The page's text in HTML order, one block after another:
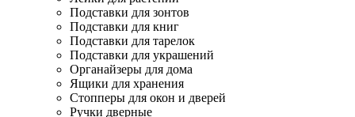
Подставки для зонтов
Подставки для книг
Подставки для тарелок
Подставки для украшений
Органайзеры для дома
Ящики для хранения
Стопперы для окон и дверей
Ручки дверные